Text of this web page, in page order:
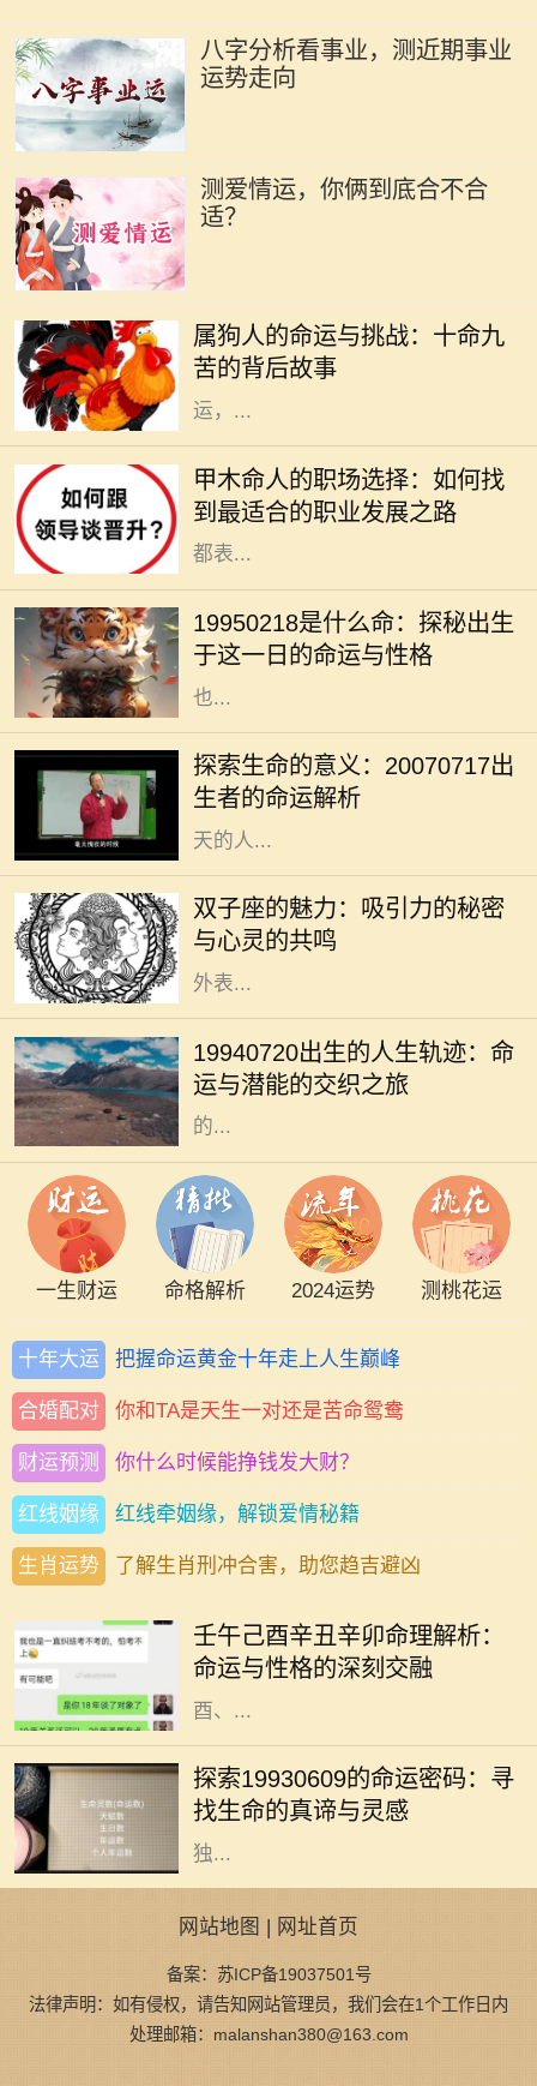
八字分析看事业，测近期事业
运势走向
测爱情运，你俩到底合不合
适？
属狗人的命运与挑战：十命九
苦的背后故事
描绘为忠诚正直、勇敢无畏的形象。
然而，许多人并不知道的是，属狗的
命人常常面临着“十命九苦”的命
运，...
甲木命人的职场选择：如何找
到最适合的职业发展之路
在古老的命理学中，甲木是五行之
一，象征着生机、成长和发展。甲木
命的人如同春天的树木，充满了生命
力和创造力。他们在人际关系中通常
都表...
19950218是什么命：探秘出生
于这一日的命运与性格
在中国传统文化中，八字命理被视为
解读一个人命运的重要工具。1995年
2月18日出生的人，正好是在农历正
月初十，这一天在五行八字中的影响
也...
探索生命的意义：20070717出
生者的命运解析
在我们的人生旅程中，每个生命的诞
生都注定有其独特的意义与使命。
20070717这个特殊的日期，隐含着
丰富的数字哲学，昭示着出生在这一
天的人...
双子座的魅力：吸引力的秘密
与心灵的共鸣
双子座是个富有魅力的星座，生于5
月21日至6月20日之间的双子们，凭
借其机智与灵活的个性，成为社交场
合的明星。他们的吸引力不单来源于
外表...
19940720出生的人生轨迹：命
运与潜能的交织之旅
在众多的出生日期中，1994年7月20
日这一日具有其独特的意义。对于这
一日出生的人来说，他们的命运似乎
注定要与众不同。每个人都希望自己
的...
一生财运 命格解析 2024运势 测桃花运
十年大运 把握命运黄金十年走上人生巅峰
合婚配对 你和TA是天生一对还是苦命鸳鸯
财运预测 你什么时候能挣钱发大财？
红线姻缘 红线牵姻缘，解锁爱情秘籍
生肖运势 了解生肖刑冲合害，助您趋吉避凶
壬午己酉辛丑辛卯命理解析：
命运与性格的深刻交融
在浩瀚的命理学中，五行八字被视为
命格拥有各自独特的性格特征与运势
走向。今天，我们将针对壬午、己
酉、...
探索19930609的命运密码：寻
找生命的真谛与灵感
四季更迭，岁月如梭，人生轨迹中总
有一些命运的节点，让我们不得不回
望过往，反思前行。在这个多元化的
时代，每一个出生日期都似乎蕴藏着
独...
网站地图 | 网址首页
备案：苏ICP备19037501号
法律声明：如有侵权，请告知网站管理员，我们会在1个工作日内
处理邮箱：malanshan380@163.com